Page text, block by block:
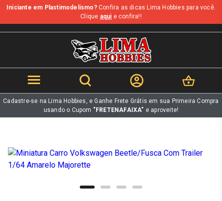
b
Iniciante em Plastimodelismo?Confira as dicas Lima Hobbies para você.
Clique aqui e confira!!
Cadastre-se na Lima Hobbies, e Ganhe Frete Grátis em sua Primeira Compra
usando o Cupom "FRETENAFAIXA" e aproveite!